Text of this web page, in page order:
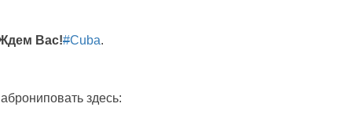
Вас!#Cuba.
здесь: